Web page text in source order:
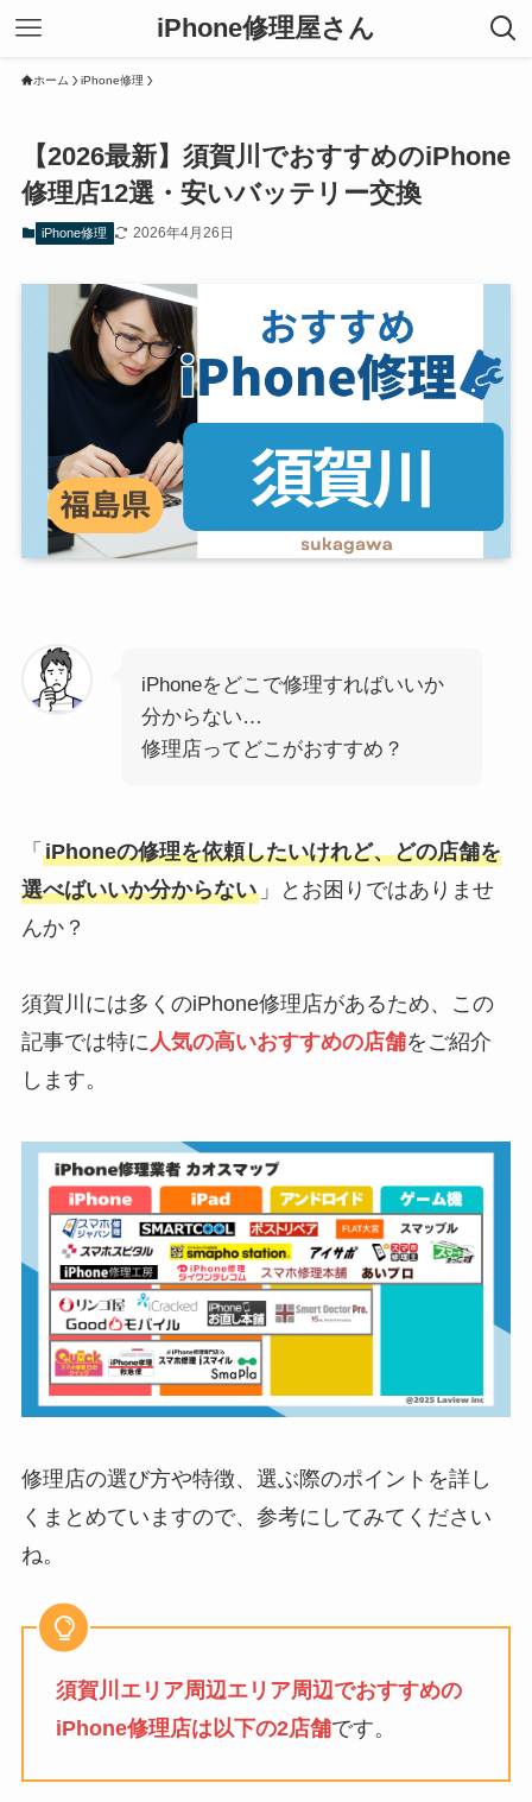
iPhone修理屋さん
ホーム iPhone修理
【2026最新】須賀川でおすすめのiPhone
修理店12選・安いバッテリー交換
iPhone修理 2026年4月26日
iPhoneをどこで修理すればいいか
分からない…
修理店ってどこがおすすめ？
「 iPhoneの修理を依頼したいけれど、どの店舗を
選べばいいか分からない」とお困りではありませ
んか？
須賀川には多くのiPhone修理店があるため、この
記事では特に 人気の高いおすすめの店舗をご紹介
します。
修理店の選び方や特徴、選ぶ際のポイントを詳し
くまとめていますので、参考にしてみてください
ね。
須賀川エリア周辺エリア周辺でおすすめの
iPhone修理店は以下の2店舗です。